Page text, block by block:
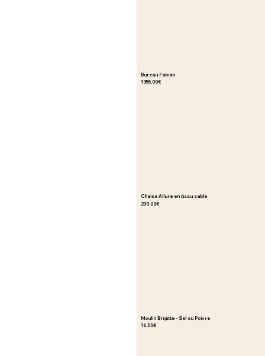
Bureau Fabian
1 355,00€
Chaise Allure en tissu sable
239,00€
Moulin Brigitte - Sel ou Poivre
16,00€